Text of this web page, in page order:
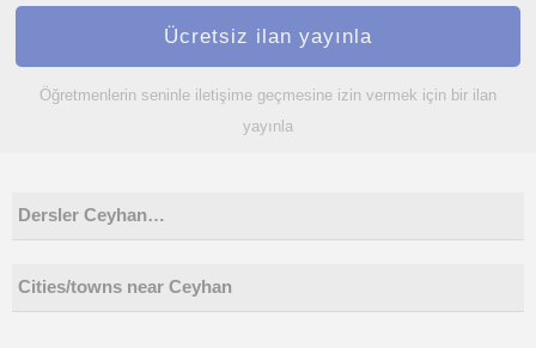
Ücretsiz ilan yayınla
Öğretmenlerin seninle iletişime geçmesine izin vermek için bir ilan
yayınla
Dersler Ceyhan…
Cities/towns near Ceyhan